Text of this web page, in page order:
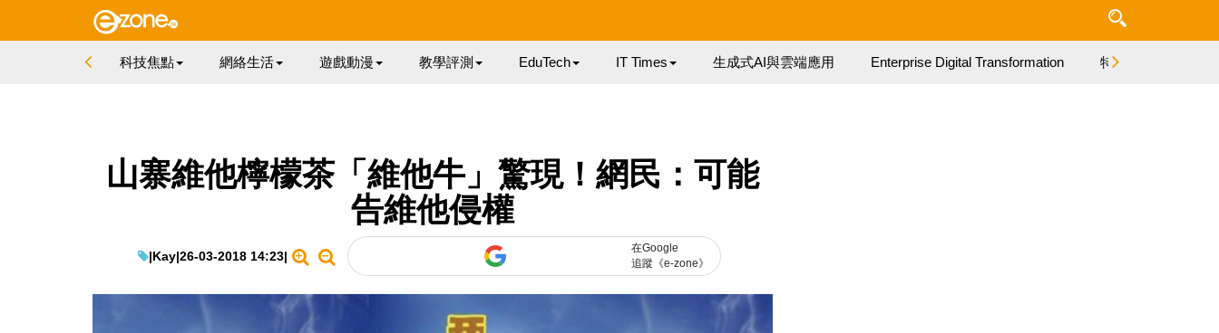
科技焦點 網絡生活 遊戲動漫 教學評測 EduTech IT Times 生成式AI與雲端應用 Enterprise Digital Transformation 特集
山寨維他檸檬茶「維他牛」驚現！網民：可能
告維他侵權
|Kay|26-03-2018 14:23|
在Google
追蹤《e-zone》